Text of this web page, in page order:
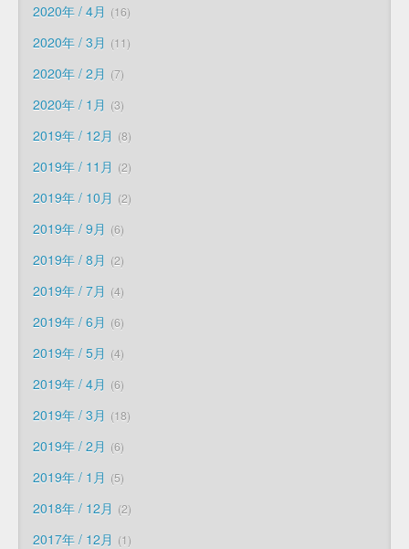
2020年 / 4月 16
2020年 / 3月 11
2020年 / 2月 7
2020年 / 1月 3
2019年 / 12月 8
2019年 / 11月 2
2019年 / 10月 2
2019年 / 9月 6
2019年 / 8月 2
2019年 / 7月 4
2019年 / 6月 6
2019年 / 5月 4
2019年 / 4月 6
2019年 / 3月 18
2019年 / 2月 6
2019年 / 1月 5
2018年 / 12月 2
2017年 / 12月 1